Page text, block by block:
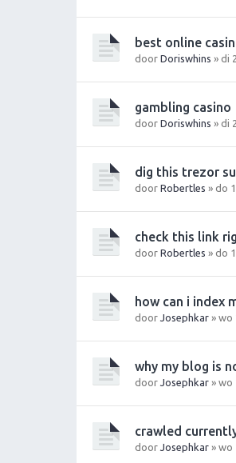
best online
door Doriswhins » di
gambling casino
door Doriswhins » di
dig this trezor
door Robertles » do
check this link
door Robertles » do
how can i index
door Josephkar » wo
why my blog is
door Josephkar » wo
crawled
door Josephkar » wo